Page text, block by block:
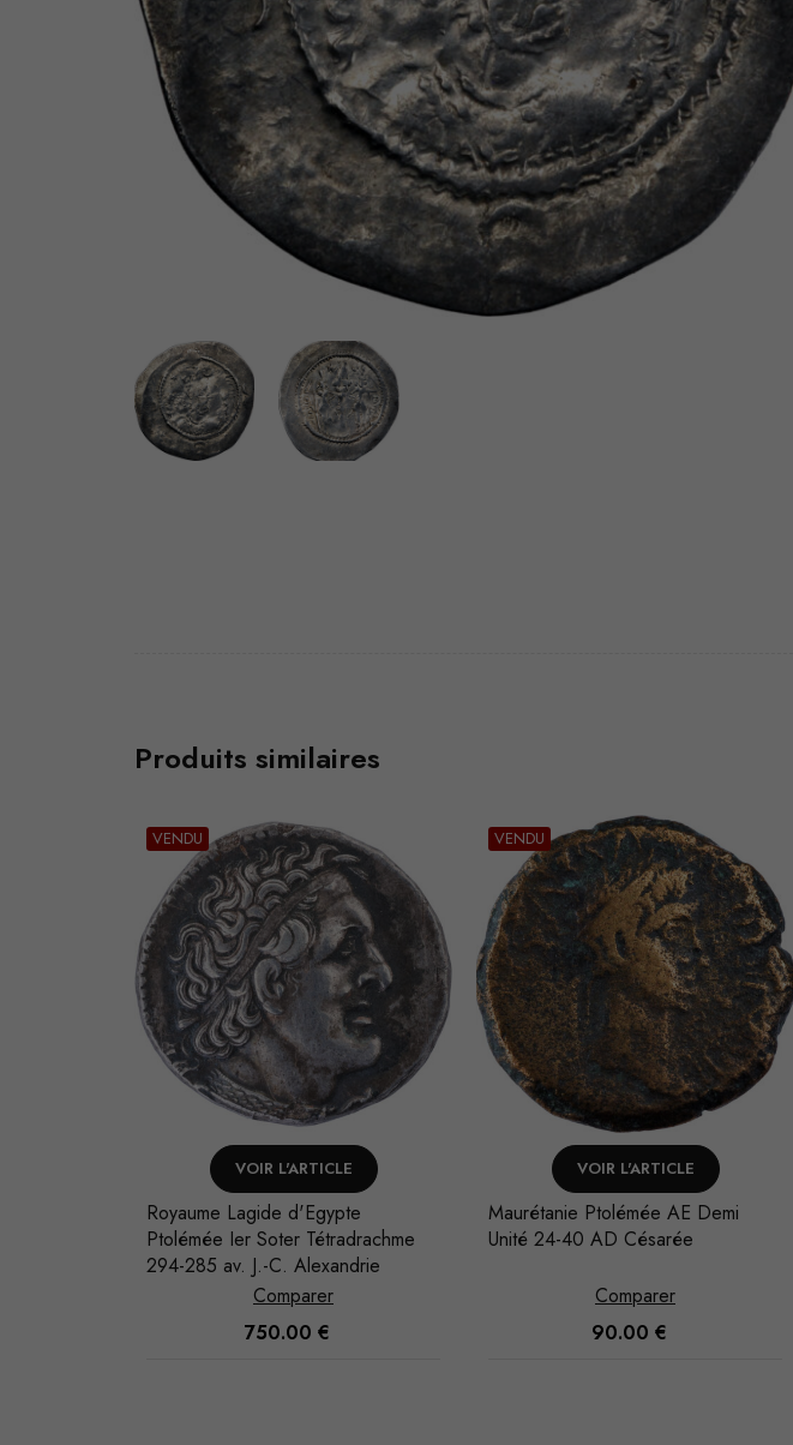
Produits similaires
VENDU
VOIR L'ARTICLE
Royaume Lagide d'Egypte
Ptolémée Ier Soter Tétradrachme
294-285 av. J.-C. Alexandrie
Comparer
750.00 €
VENDU
VOIR L'ARTICLE
Maurétanie Ptolémée AE Demi
Unité 24-40 AD Césarée
Comparer
90.00 €